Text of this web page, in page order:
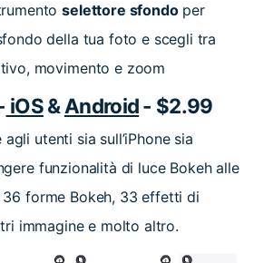
selettore sfondoper
della tua foto e scegli tra
movimento e zoom
iOS& Android- $2.99
utenti sia sull’iPhone sia
funzionalità di luce Bokeh alle
forme Bokeh, 33 effetti di
immagine e molto altro.